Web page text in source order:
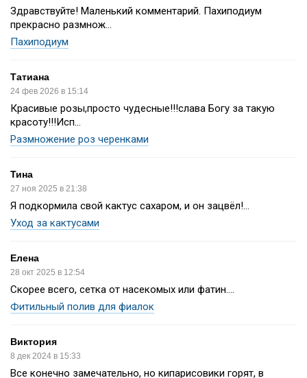
Здравствуйте! Маленький комментарий. Пахиподиум
прекрасно размнож...
Пахиподиум
Татиана
24 фев 2026 в 15:14
Красивые розы,просто чудесные!!!слава Богу за такую
красоту!!!Исп...
Размножение роз черенками
Тина
27 ноя 2025 в 21:38
Я подкормила свой кактус сахаром, и он зацвёл!...
Уход за кактусами
Елена
28 окт 2025 в 12:54
Скорее всего, сетка от насекомых или фатин....
Фитильный полив для фиалок
Виктория
8 дек 2024 в 15:33
Все конечно замечательно, но кипарисовики горят, в